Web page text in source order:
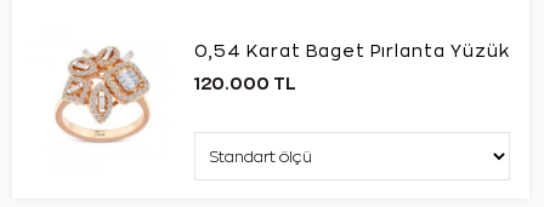
0,54 Karat Baget Pırlanta Yüzük
120.000 TL